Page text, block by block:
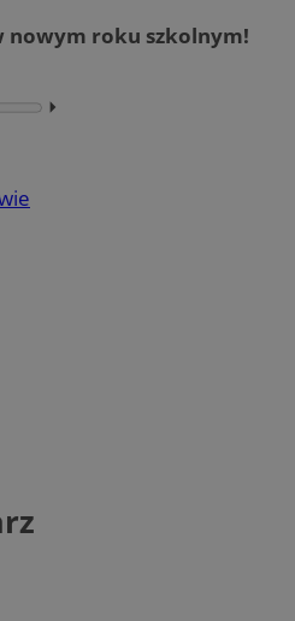
nowym roku szkolnym!
⏵︎